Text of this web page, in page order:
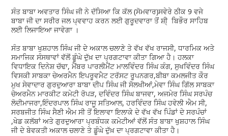
ਸੰਤ ਬਾਬਾ ਅਵਤਾਰ ਸਿੰਘ ਜੀ ਨੇ ਦੱਸਿਆ ਕਿ ਕੱਲ (ਸੋਮਵਾਰ)ਸਵੇਰੇ ਠੀਕ 9 ਵਜੇ
ਬਾਬਾ ਜੀ ਦਾ ਸਰੀਰ ਜਲ ਪ੍ਵਵਾਹ ਕਰਨ ਲਈ ਗੁਰੂਦਵਾਰਾ ਤੋਂ ਸ਼ੀ੍ ਬਿਭੌਰ ਸਾਹਿਬ
ਲਈ ਲਿਜਾਇਆ ਜਾਵੇਗਾ ।
ਸੰਤ ਬਾਬਾ ਖੁਸ਼ਹਾਲ ਸਿੰਘ ਜੀ ਦੇ ਅਕਾਲ ਚਲਾਣੇ ਤੇ ਵੱਖ ਵੱਖ ਰਾਜਸੀ, ਧਾਰਮਿਕ ਅਤੇ
ਸਮਾਜਿਕ ਸੰਸਥਾਵਾਂ ਵੱਲੋਂ ਡੂੰਘੇ ਦੁੱਖ਼ ਦਾ ਪ੍ਰਗਟਾਵਾ ਕੀਤਾ ਗਿਆ ਹੈ। ਹਲਕਾ
ਵਿਧਾਇਕ ਦਿਨੇਸ਼ ਚੱਢਾ, ਮੈਂਬਰ ਪਾਰਲੀਮੈਂਟ ਮਾਲਵਿੰਦਰ ਸਿੰਘ ਕੰਗ, ਸੁਖਵਿੰਦਰ ਸਿੰਘ
ਵਿਸਕੀ ਸਾਬਕਾ ਚੇਅਰਮੈਨ ਇਪਰੂਵਮੈਟ ਟਰੱਸਟ ਰੂਪਨਗਰ,ਬੀਬਾ ਕਮਲਜੀਤ ਕੌਰ
ਮੁਖ ਸੇਵਾਦਾਰ ਗੁਰਦੁਆਰਾ ਬਾਬਾ ਦੀਪ ਸਿੰਘ ਜੀ ਸੋਲਖੀਆਂ,ਮੇਵਾ ਸਿੰਘ ਗਿੱਲ ਸਾਬਕਾ
ਚੇਅਰਮੈਨ ਮਾਰਕੀਟ ਕਮੇਟੀ ਰੋਪੜ, ਦਵਿੰਦਰ ਸਿੰਘ ਬਾਜਵਾ, ਅਜਮੇਰ ਸਿੰਘ ਸਰਪੰਚ
ਲੋਦੀਮਾਜਰਾ,ਇੰਦਰਪਾਲ ਸਿੰਘ ਰਾਜੂ ਸਤਿਆਲ, ਹਰਵਿੰਦਰ ਸਿੰਘ ਹਵੇਲੀ ਐਮ ਸੀ,
ਸਰਬਜੀਤ ਸਿੰਘ ਸੈਣੀ ਐਮ ਸੀ ਤੋਂ ਇਲਾਵਾ ਇਲਾਕੇ ਦੇ ਵੱਖ ਵੱਖ ਪਿੰਡਾਂ ਦੇ ਸਰਪੰਚਾਂ
,ਖੇਡ ਕਲੱਬਾਂ ਅਤੇ ਗੁਰਦੁਆਰਾ ਪ੍ਰਬੰਧਕ ਕਮੇਟੀਆਂ ਵੱਲੋਂ ਸੰਤ ਬਾਬਾ ਖੁਸ਼ਹਾਲ ਸਿੰਘ
ਜੀ ਦੇ ਬੇਵਕਤੀ ਅਕਾਲ ਚਲਾਣੇ ਤੇ ਡੂੰਘੇ ਦੁੱਖ਼ ਦਾ ਪ੍ਰਗਟਾਵਾ ਕੀਤਾ ਹੈ।